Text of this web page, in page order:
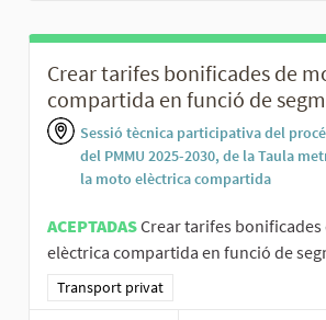
Crear tarifes bonificades de
compartida en funció de
Sessió tècnica participativa del
del PMMU 2025-2030, de la Taula
la moto elèctrica compartida
ACEPTADASCrear tarifes bonificades
elèctrica compartida en funció de
Resultados al filtrar por la categoría:
Transport privat